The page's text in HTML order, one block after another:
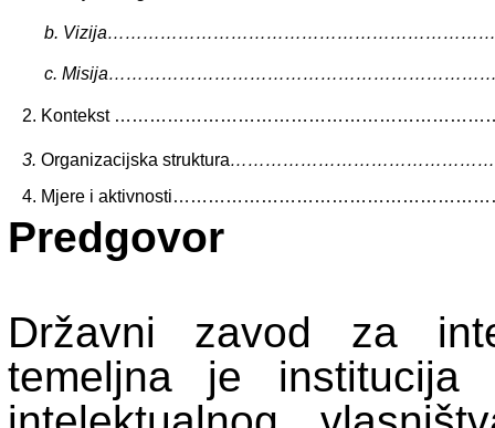
b.
c.
2. Kontekst
3. Organizacijska struktura
4. Mjere i
Predgovor
Državni zavod za
temeljna je institucija